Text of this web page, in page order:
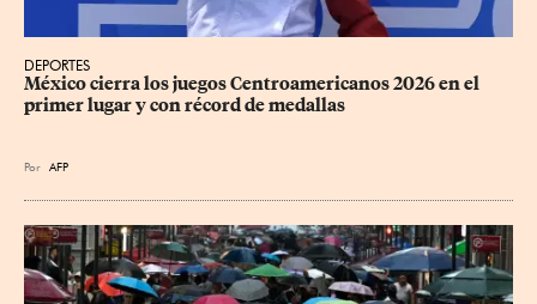
DEPORTES
México cierra los juegos Centroamericanos 2026 en el
primer lugar y con récord de medallas
Por AFP